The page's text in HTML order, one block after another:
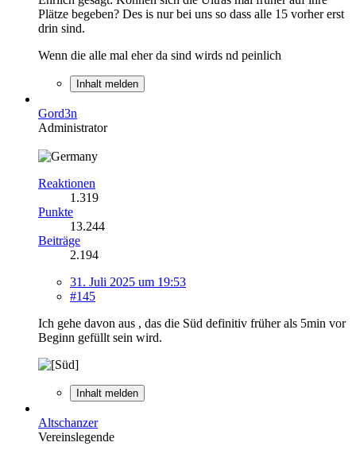
Plätze begeben? Des is nur bei uns so dass alle 15 vorher erst
drin sind.
Wenn die alle mal eher da sind wirds nd peinlich
Inhalt melden
Gord3n
Administrator
Reaktionen
1.319
Punkte
13.244
Beiträge
2.194
31. Juli 2025 um 19:53
#145
Ich gehe davon aus , das die Süd definitiv früher als 5min vor
Beginn gefüllt sein wird.
Inhalt melden
Altschanzer
Vereinslegende